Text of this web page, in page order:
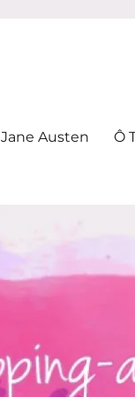
Jane Austen Ô